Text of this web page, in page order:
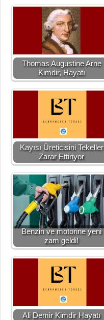
Thomas Augustine Arne
Kimdir, Hayatı
Kayısı Üreticisini Tekeller
Zarar Ettiriyor
Benzin ve motorine yeni
zam geldi!
Ali Demir Kimdir Hayatı